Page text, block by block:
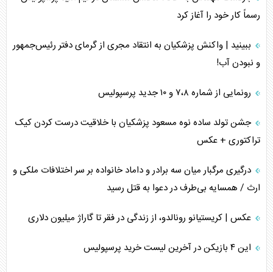
رسماً کار خود را آغاز کرد
ببینید | واکنش پزشکیان به انتقاد مجری از گرمای دفتر رئیس‌جمهور
و نبودن آب!
رونمایی از شماره ۷،۸ و ۱۰ جدید پرسپولیس
جشن تولد ساده نوه مسعود پزشکیان با خلاقیت درست کردن کیک
تراکتوری + عکس
درگیری مرگبار میان سه برادر و داماد خانواده بر سر اختلافات ملکی و
ارث / همسایه بی‌طرف در دعوا به قتل رسید
عکس | کریستیانو رونالدو، از زندگی در فقر تا گاراژ میلیون دلاری
این ۴ بازیکن در آخرین لیست خرید پرسپولیس